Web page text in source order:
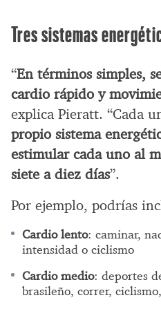
Tres sistemas
“En términos simples,
cardio rápido y
explica Pieratt. “Cada
propio sistema
estimular cada uno al
siete a diez días”.
Por ejemplo, podrías
Cardio lento: caminar,
intensidad o ciclismo
Cardio medio: deportes
brasileño, correr,